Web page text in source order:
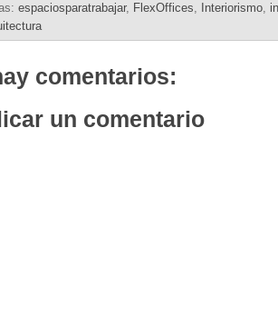
espaciosparatrabajar, FlexOffices Interiorismo
comentarios:
un comentario